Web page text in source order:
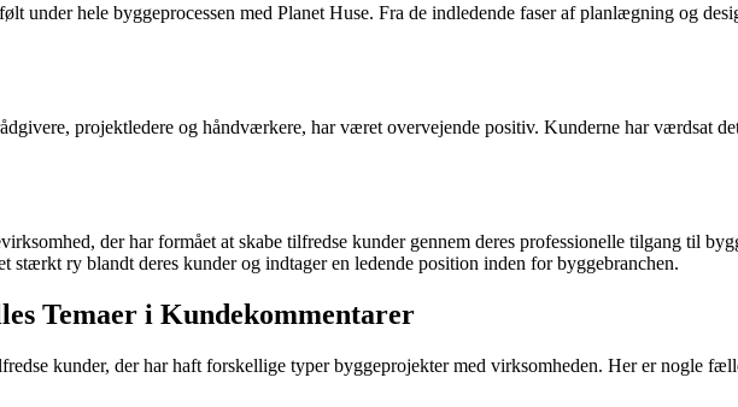
hele byggeprocessen med Planet Huse. Fra de indledende faser af planlægning og
projektledere og håndværkere, har været overvejende positiv. Kunderne har værdsat
der har formået at skabe tilfredse kunder gennem deres professionelle tilgang til
ry blandt deres kunder og indtager en ledende position inden for byggebranchen.
Temaer i Kundekommentarer
kunder, der har haft forskellige typer byggeprojekter med virksomheden. Her er nogle